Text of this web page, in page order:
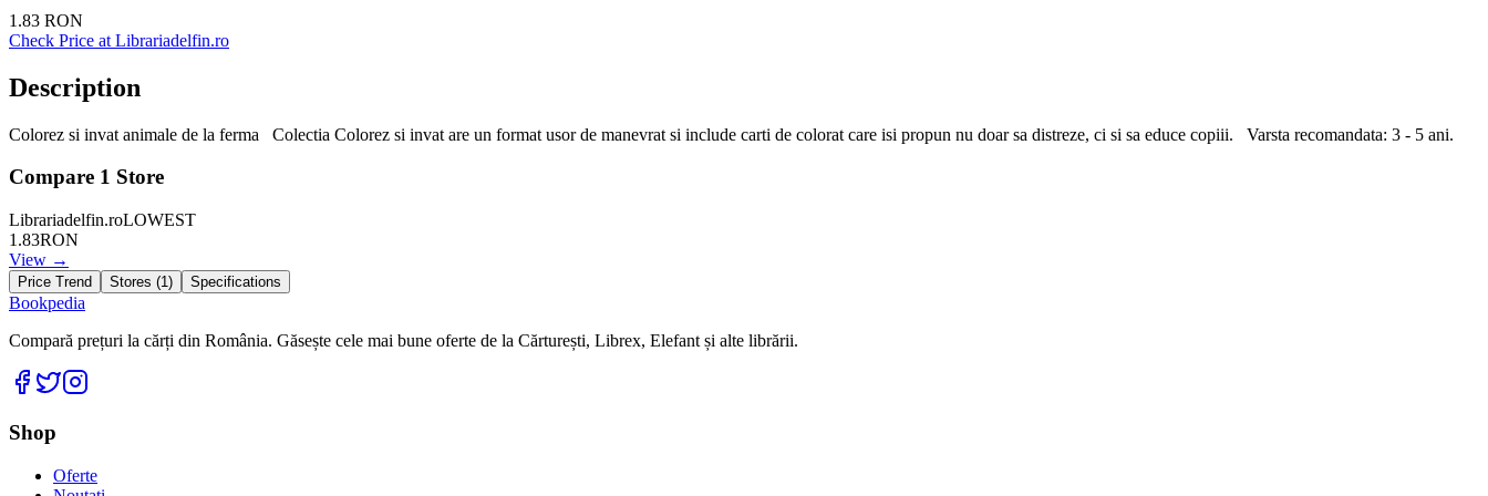
1.83 RON
Check Price at Librariadelfin.ro
Description
Colorez si invat animale de la ferma Colectia Colorez si invat are un format usor de manevrat si include carti de colorat care isi propun nu doar sa distreze, ci si sa educe copiii. Varsta recomandata: 3 - 5 ani.
Compare 1 Store
Librariadelfin.roLOWEST
1.83RON
View →
Price Trend Stores (1) Specifications
Bookpedia
Compară prețuri la cărți din România. Găsește cele mai bune oferte de la Cărturești, Librex, Elefant și alte librării.
Facebook
Twitter
Shop
Oferte